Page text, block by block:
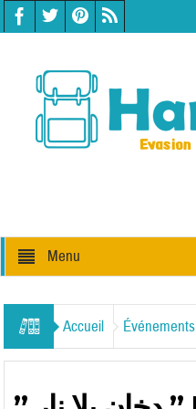
Menu
Accueil Événements